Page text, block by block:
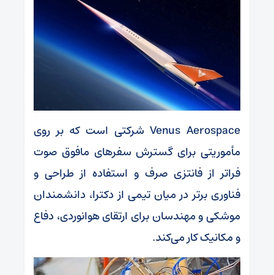
Venus Aerospace شرکتی است که بر روی
مأموریتی برای گسترش سفرهای مافوق صوت
فراتر از فانتزی صرف و استفاده از طراحی و
فناوری برتر در میان تیمی از دکترا، دانشمندان
موشکی و مهندسان برای ارتقای هوانوردی، دفاع
و مکانیک کار می‌کند.